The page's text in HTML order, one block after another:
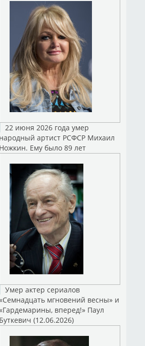
22 июня 2026 года умер
народный артист РСФСР Михаил
Ножкин. Ему было 89 лет
Умер актер сериалов
мгновений весны» и
вперед!» Паул
Буткевич (12.06.2026)